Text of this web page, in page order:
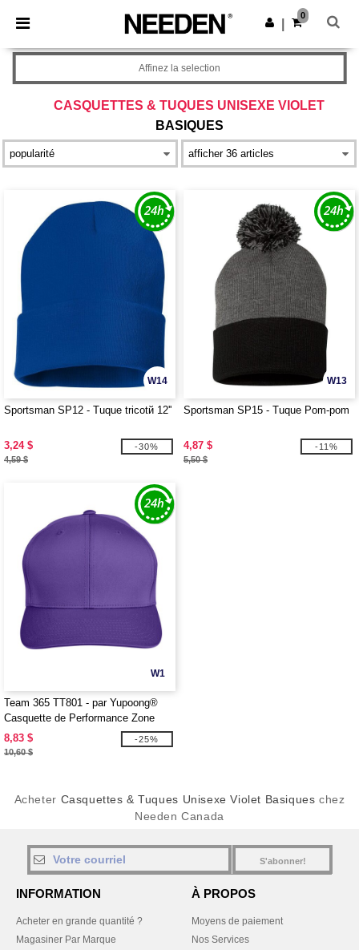
× Appli Needen
Meilleurs prix sur l’app !
Obtenir l'appli
0
CASQUETTES & TUQUES UNISEXE VIOLET
BASIQUES
Affinez la selection
W14
Sportsman SP12 - Tuque tricotй 12''
3,24 $
4,59 $
-30%
W13
Sportsman SP15 - Tuque Pom-pom
4,87 $
5,50 $
-11%
W1
Team 365 TT801 - par Yupoong®
Casquette de Performance Zone
pour Adultes
8,83 $
10,60 $
-25%
Acheter Casquettes & Tuques Unisexe Violet Basiques chez
Needen Canada
S'abonner!
INFORMATION
Acheter en grande quantité ?
Magasiner Par Marque
À PROPOS
Moyens de paiement
Nos Services